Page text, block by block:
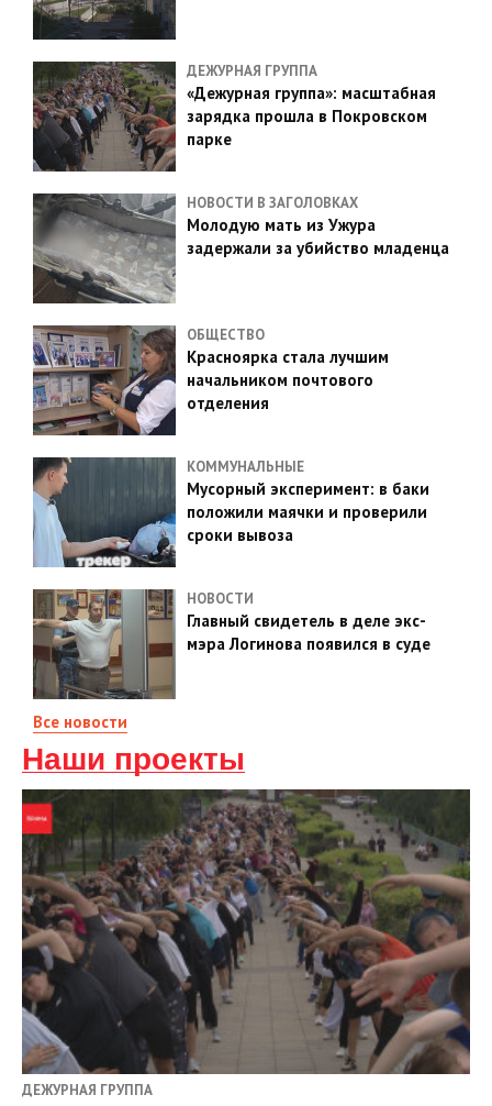
ДЕЖУРНАЯ ГРУППА
«Дежурная группа»: масштабная
зарядка прошла в Покровском
парке
НОВОСТИ В ЗАГОЛОВКАХ
Молодую мать из Ужура
задержали за убийство младенца
ОБЩЕСТВО
Красноярка стала лучшим
начальником почтового
отделения
КОММУНАЛЬНЫЕ
Мусорный эксперимент: в баки
положили маячки и проверили
сроки вывоза
НОВОСТИ
Главный свидетель в деле экс-
мэра Логинова появился в суде
Все новости
Наши проекты
ДЕЖУРНАЯ ГРУППА